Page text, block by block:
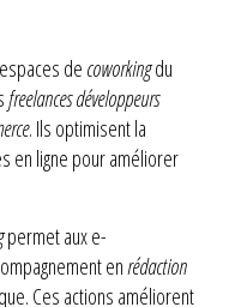
de coworkingdu
freelances développeurs
. Ils optimisent la
en ligne pour améliorer
permet aux e-
enrédaction
Ces actions améliorent